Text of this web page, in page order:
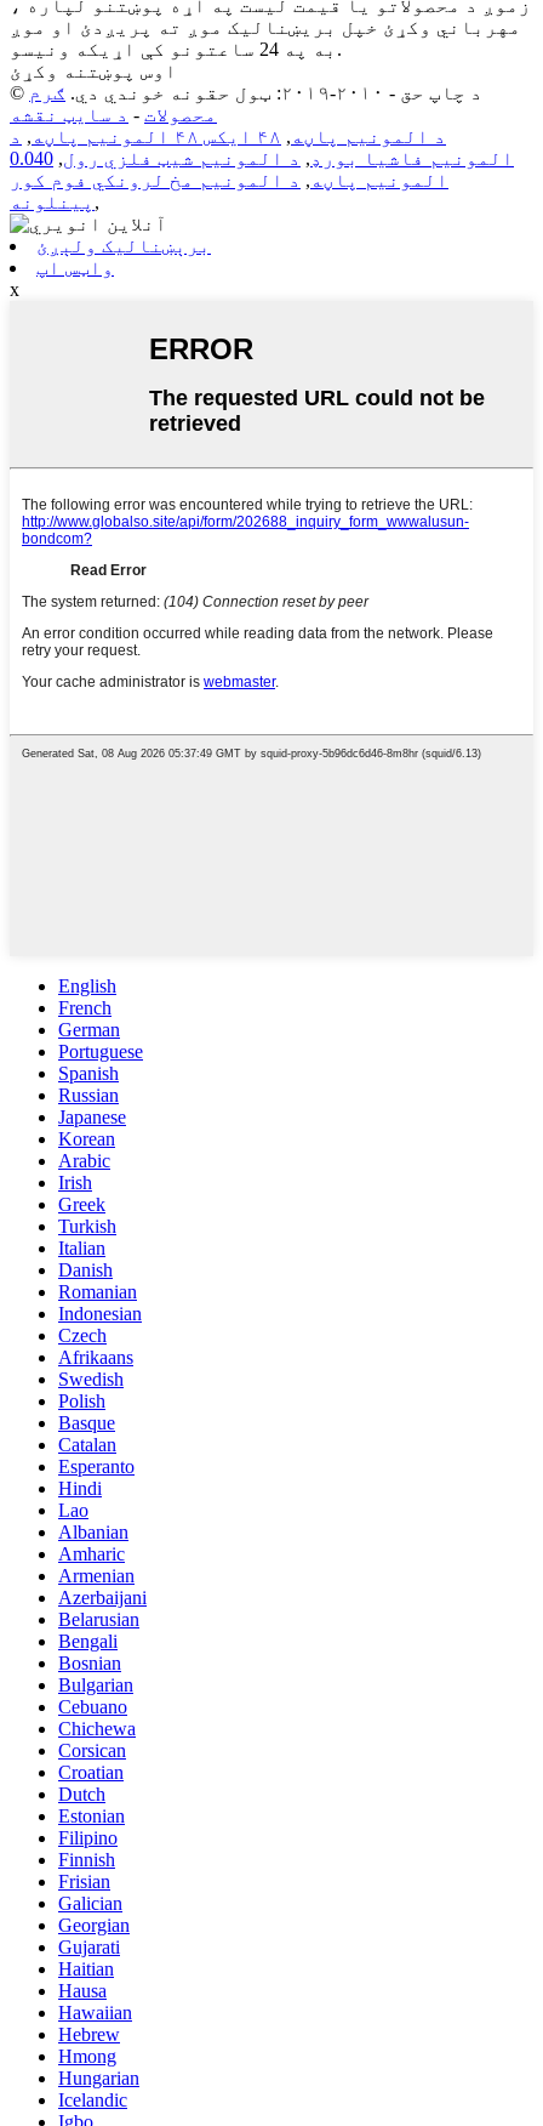
زموږ د محصولاتو یا قیمت لیست په اړه پوښتنو لپاره ،
مهرباني وکړئ خپل بریښنالیک موږ ته پریږدئ او موږ
به په 24 ساعتونو کې اړیکه ونیسو.
اوس پوښتنه وکړئ
© د چاپ حق - ۲۰۱۰-۲۰۱۹: ټول حقونه خوندي دي.
ګرم
محصولات - د سایټ نقشه
د المونیم پاڼه , ۴۸ ایکس ۴۸ المونیم پاڼه , د
المونیم فاشیا بورډ, د المونیم شیټ فلزي رول,
0.040
المونیم پاڼه , د المونیم مخ لرونکي فوم کور
پینلونه ,
برېښنالیک ولېږئ
واټس اپ
x
English
French
German
Portuguese
Spanish
Russian
Japanese
Korean
Arabic
Irish
Greek
Turkish
Italian
Danish
Romanian
Indonesian
Czech
Afrikaans
Swedish
Polish
Basque
Catalan
Esperanto
Hindi
Lao
Albanian
Amharic
Armenian
Azerbaijani
Belarusian
Bengali
Bosnian
Bulgarian
Cebuano
Chichewa
Corsican
Croatian
Dutch
Estonian
Filipino
Finnish
Frisian
Galician
Georgian
Gujarati
Haitian
Hausa
Hawaiian
Hebrew
Hmong
Hungarian
Icelandic